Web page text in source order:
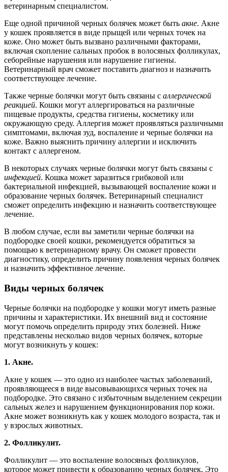
ветеринарным специалистом.
Еще одной причиной черных болячек может быть акне. Акне
у кошек проявляется в виде прыщей или черных точек на
коже. Оно может быть вызвано различными факторами,
включая скопление сальных пробок в волосяных фолликулах,
себорейные нарушения или нарушение гигиены.
Ветеринарный врач сможет поставить диагноз и назначить
соответствующее лечение.
Также черные болячки могут быть связаны с аллергической
реакцией. Кошки могут аллергироваться на различные
пищевые продукты, средства гигиены, косметику или
окружающую среду. Аллергия может проявляться различными
симптомами, включая зуд, воспаление и черные болячки на
коже. Важно выяснить причину аллергии и исключить
контакт с аллергеном.
В некоторых случаях черные болячки могут быть связаны с
инфекцией. Кошка может заразиться грибковой или
бактериальной инфекцией, вызывающей воспаление кожи и
образование черных болячек. Ветеринарный специалист
сможет определить инфекцию и назначить соответствующее
лечение.
В любом случае, если вы заметили черные болячки на
подбородке своей кошки, рекомендуется обратиться за
помощью к ветеринарному врачу. Он сможет провести
диагностику, определить причину появления черных болячек
и назначить эффективное лечение.
Виды черных болячек
Черные болячки на подбородке у кошки могут иметь разные
причины и характеристики. Их внешний вид и состояние
могут помочь определить природу этих болезней. Ниже
представлены несколько видов черных болячек, которые
могут возникнуть у кошек:
1. Акне.
Акне у кошек — это одно из наиболее частых заболеваний,
проявляющееся в виде высовывающихся черных точек на
подбородке. Это связано с избыточным выделением секреции
сальных желез и нарушением функционирования пор кожи.
Акне может возникнуть как у кошек молодого возраста, так и
у взрослых животных.
2. Фолликулит.
Фолликулит — это воспаление волосяных фолликулов,
которое может привести к образованию черных болячек. Это